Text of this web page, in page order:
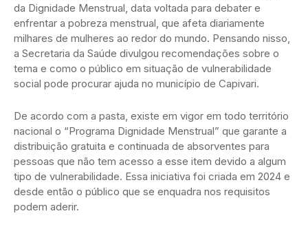
da Dignidade Menstrual, data voltada para debater e
enfrentar a pobreza menstrual, que afeta diariamente
milhares de mulheres ao redor do mundo. Pensando nisso,
a Secretaria da Saúde divulgou recomendações sobre o
tema e como o público em situação de vulnerabilidade
social pode procurar ajuda no município de Capivari.
De acordo com a pasta, existe em vigor em todo território
nacional o “Programa Dignidade Menstrual” que garante a
distribuição gratuita e continuada de absorventes para
pessoas que não tem acesso a esse item devido a algum
tipo de vulnerabilidade. Essa iniciativa foi criada em 2024 e
desde então o público que se enquadra nos requisitos
podem aderir.